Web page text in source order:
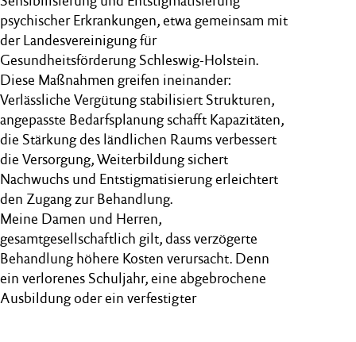
psychischer Erkrankungen, etwa gemeinsam mit
der Landesvereinigung für
Gesundheitsförderung Schleswig-Holstein.
Diese Maßnahmen greifen ineinander:
Verlässliche Vergütung stabilisiert Strukturen,
angepasste Bedarfsplanung schafft Kapazitäten,
die Stärkung des ländlichen Raums verbessert
die Versorgung, Weiterbildung sichert
Nachwuchs und Entstigmatisierung erleichtert
den Zugang zur Behandlung.
Meine Damen und Herren,
gesamtgesellschaftlich gilt, dass verzögerte
Behandlung höhere Kosten verursacht. Denn
ein verlorenes Schuljahr, eine abgebrochene
Ausbildung oder ein verfestigter